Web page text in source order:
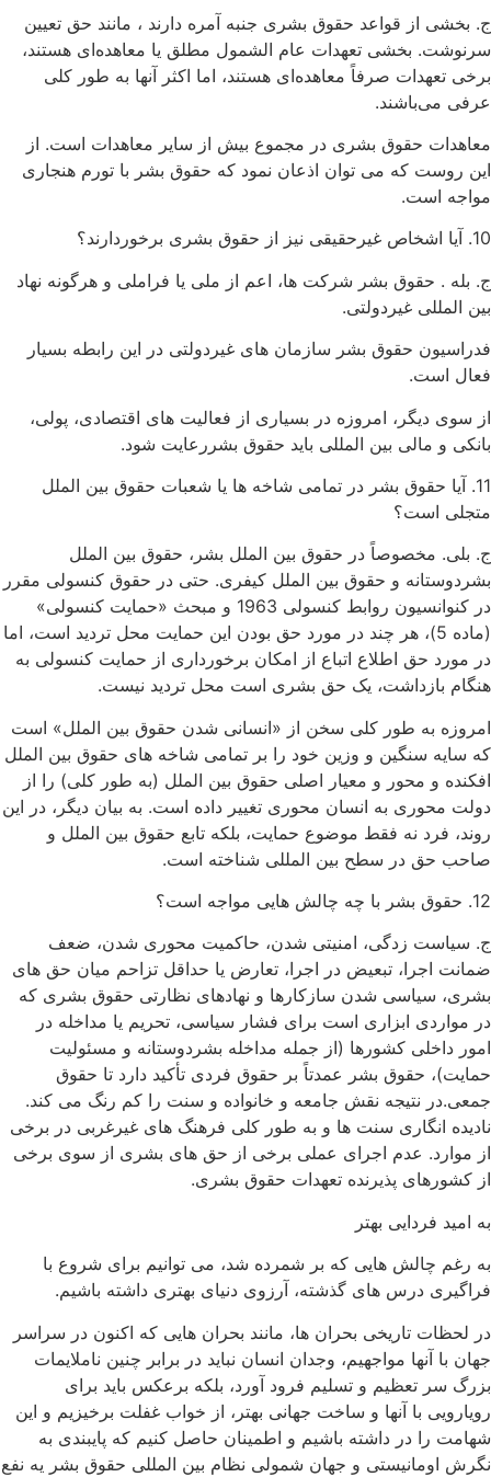
ج. بخشی از قواعد حقوق بشری جنبه آمره دارند ، مانند حق تعیین
سرنوشت. بخشی تعهدات عام الشمول مطلق یا معاهده‌ای هستند،
برخی تعهدات صرفاً معاهده‌ای هستند، اما اکثر آنها به طور کلی
عرفی می‌باشند.
معاهدات حقوق بشری در مجموع بیش از سایر معاهدات است. از
این روست که می توان اذعان نمود که حقوق بشر با تورم هنجاری
مواجه است.
10. آیا اشخاص غیرحقیقی نیز از حقوق بشری برخوردارند؟
ج. بله . حقوق بشر شرکت ها، اعم از ملی یا فراملی و هرگونه نهاد
بین المللی غیردولتی.
فدراسیون حقوق بشر سازمان های غیردولتی در این رابطه بسیار
فعال است.
از سوی دیگر، امروزه در بسیاری از فعالیت های اقتصادی، پولی،
بانکی و مالی بین المللی باید حقوق بشررعایت شود.
11. آیا حقوق بشر در تمامی شاخه ها یا شعبات حقوق بین الملل
متجلی است؟
ج. بلی. مخصوصاً در حقوق بین الملل بشر، حقوق بین الملل
بشردوستانه و حقوق بین الملل کیفری. حتی در حقوق کنسولی مقرر
در کنوانسیون روابط کنسولی 1963 و مبحث «حمایت کنسولی»
(ماده 5)، هر چند در مورد حق بودن این حمایت محل تردید است، اما
در مورد حق اطلاع اتباع از امکان برخورداری از حمایت کنسولی به
هنگام بازداشت، یک حق بشری است محل تردید نیست.
امروزه به طور کلی سخن از «انسانی شدن حقوق بین الملل» است
که سایه سنگین و وزین خود را بر تمامی شاخه های حقوق بین الملل
افکنده و محور و معیار اصلی حقوق بین الملل (به طور کلی) را از
دولت محوری به انسان محوری تغییر داده است. به بیان دیگر، در این
روند، فرد نه فقط موضوع حمایت، بلکه تابع حقوق بین الملل و
صاحب حق در سطح بین المللی شناخته است.
12. حقوق بشر با چه چالش هایی مواجه است؟
ج. سیاست زدگی، امنیتی شدن، حاکمیت محوری شدن، ضعف
ضمانت اجرا، تبعیض در اجرا، تعارض یا حداقل تزاحم میان حق های
بشری، سیاسی شدن سازکارها و نهادهای نظارتی حقوق بشری که
در مواردی ابزاری است برای فشار سیاسی، تحریم یا مداخله در
امور داخلی کشورها (از جمله مداخله بشردوستانه و مسئولیت
حمایت)، حقوق بشر عمدتاً بر حقوق فردی تأکید دارد تا حقوق
جمعی.در نتیجه نقش جامعه و خانواده و سنت را کم رنگ می کند.
نادیده انگاری سنت ها و به طور کلی فرهنگ های غیرغربی در برخی
از موارد. عدم اجرای عملی برخی از حق های بشری از سوی برخی
از کشورهای پذیرنده تعهدات حقوق بشری.
به امید فردایی بهتر
به رغم چالش هایی که بر شمرده شد، می توانیم برای شروع با
فراگیری درس های گذشته، آرزوی دنیای بهتری داشته باشیم.
در لحظات تاریخی بحران ها، مانند بحران هایی که اکنون در سراسر
جهان با آنها مواجهیم، وجدان انسان نباید در برابر چنین ناملایمات
بزرگ سر تعظیم و تسلیم فرود آورد، بلکه برعکس باید برای
رویارویی با آنها و ساخت جهانی بهتر، از خواب غفلت برخیزیم و این
شهامت را در داشته باشیم و اطمینان حاصل کنیم که پایبندی به
نگرش اومانیستی و جهان شمولی نظام بین المللی حقوق بشر یه نفع